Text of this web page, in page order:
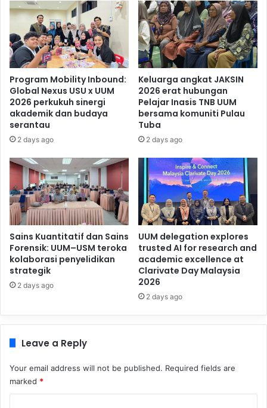
Program Mobility Inbound:
Global Nexus USU x UUM
2026 perkukuh sinergi
akademik dan budaya
serantau
2 days ago
Keluarga angkat JAKSIN
2026 erat hubungan
Pelajar Inasis TNB UUM
bersama komuniti Pulau
Tuba
2 days ago
Sains Kuantitatif dan Sains
Forensik: UUM–USM teroka
kolaborasi penyelidikan
strategik
2 days ago
UUM delegation explores
trusted AI for research and
academic excellence at
Clarivate Day Malaysia
2026
2 days ago
Leave a Reply
Your email address will not be published. Required fields are
marked *